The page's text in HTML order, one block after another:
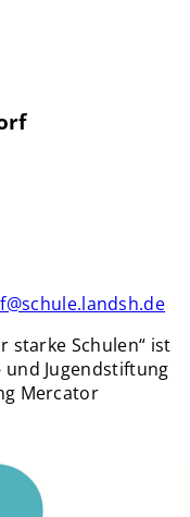
starke Schulen“ ist
Jugendstiftung
Mercator